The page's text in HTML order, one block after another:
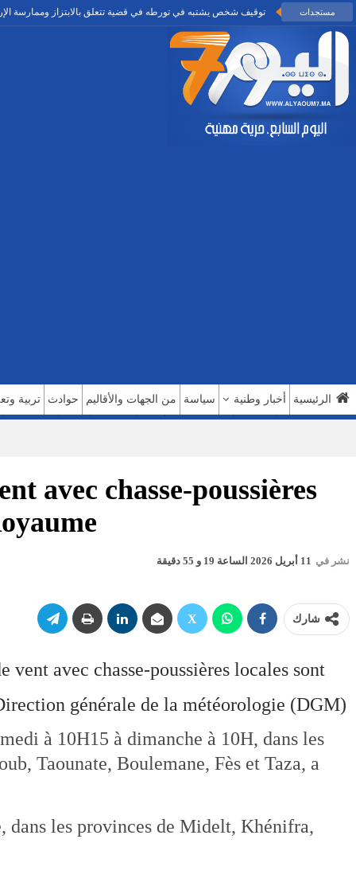
مستجدات توقيف شخص يشتبه في تورطه في قضية تتعلق بالابتزاز وممارسة
الرئيسية أخبار وطنية سياسة من الجهات والأقاليم حوادث تربية
avec chasse-poussières
نشر في 11 أبريل 2026 الساعة 19 و 55 دقيقة
شارك
vent avec chasse-poussières locales sont
générale de la météorologie (DGM).
à 10H15 à dimanche à 10H, dans les
Taounate, Boulemane, Fès et Taza, a
dans les provinces de Midelt, Khénifra,